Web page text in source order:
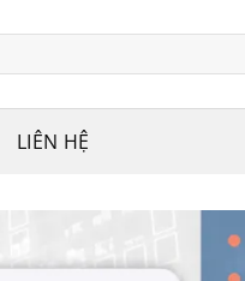
LIÊN HỆ